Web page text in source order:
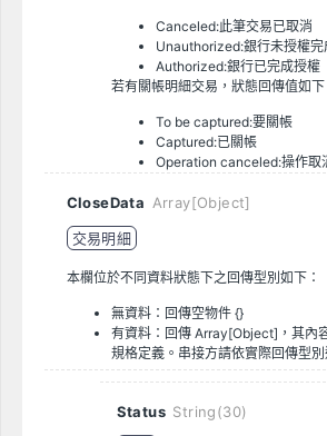
Canceled:此筆交易已取消
Unauthorized:銀行未授權完
Authorized:銀行已完成授權
若有關帳明細交易，狀態回傳值如下
To be captured:要關帳
Captured:已關帳
Operation canceled:操作取
CloseData Array[Object]
交易明細
本欄位於不同資料狀態下之回傳型別如下：
無資料：回傳空物件 {}
有資料：回傳 Array[Object]，其內
規格定義。串接方請依實際回傳型別
Status String(30)